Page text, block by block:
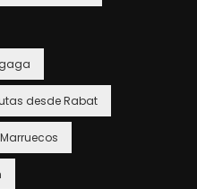
desde Rabat